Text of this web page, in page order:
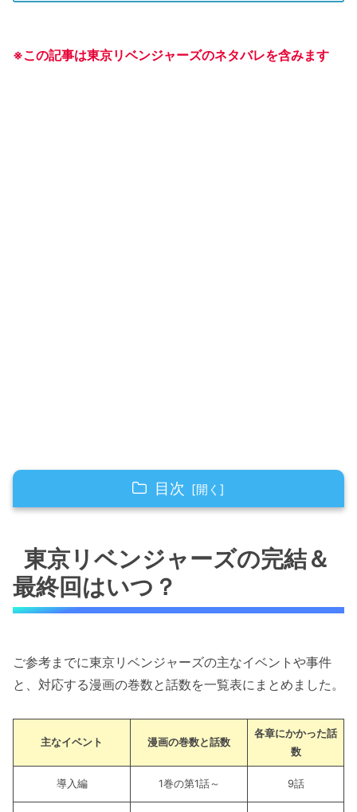
※この記事は東京リベンジャーズのネタバレを含みます
目次
東京リベンジャーズは何巻で完結？最終回の巻
数は？
東京リベンジャーズのアニメの完結＆最終回は
東京リベンジャーズが打ち切り！？「関東事変
後が最終回＆完結」の噂の真相！
東京リベンジャーズの最終回はどんな結末？完
結までの展開をネタバレ！
東京リベンジャーズの完結＆
最終回はいつ？
ご参考までに東京リベンジャーズの主なイベントや事件
と、対応する漫画の巻数と話数を一覧表にまとめました。
主なイベント 漫画の巻数と話数
各章にかかった話
数
導入編 1巻の第1話～ 9話